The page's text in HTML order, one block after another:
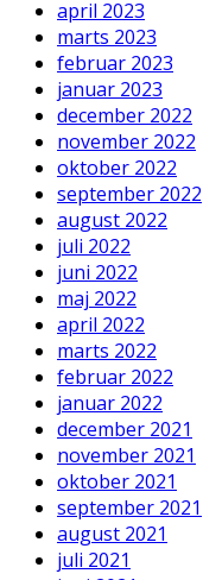
april 2023
marts 2023
februar 2023
januar 2023
december 2022
november 2022
oktober 2022
september 2022
august 2022
juli 2022
juni 2022
maj 2022
april 2022
marts 2022
februar 2022
januar 2022
december 2021
november 2021
oktober 2021
september 2021
august 2021
juli 2021